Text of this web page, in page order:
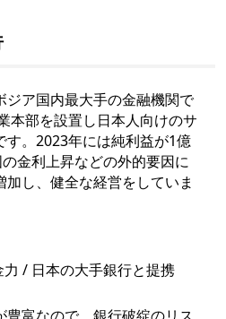
ジア国内最大手の金融機関で
本部を設置し日本人向けのサ
。 2023年には純利益が1億
金利上昇などの外的要因に
加し、健全な経営をしていま
力 / 日本の大手銀行と提携